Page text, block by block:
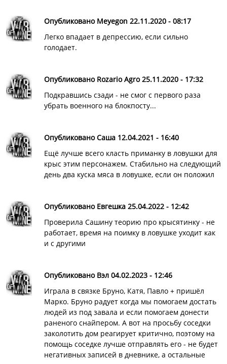
Опубликовано Meyegon 22.11.2020 - 08:17
Легко впадает в депрессию, если сильно
голодает.
Опубликовано Rozario Agro 25.11.2020 - 17:32
Подкравшись сзади - не смог с первого раза
убрать военного на блокпосту...
Опубликовано Саша 12.04.2021 - 16:40
Ещё лучше всего класть приманку в ловушки для
крыс этим персонажем. Стабильно на следующий
день два куска мяса в ловушке, если он положил
Опубликовано Евгешка 25.04.2022 - 12:42
Проверила Сашину теорию про крысятинку - не
работает, время на поимку в ловушке уходит как
и с другими
Опубликовано Вэл 04.02.2023 - 12:46
Играла в связке Бруно, Катя, Павло + пришёл
Марко. Бруно радует когда мы помогаем достать
людей из под завала и если помогаем донести
раненого снайпером. А вот на просьбу соседки
заколотить дом реагирует критично, поэтому на
помощь соседке лучше отправлять его - не будет
негативных записей в дневнике, а остальные